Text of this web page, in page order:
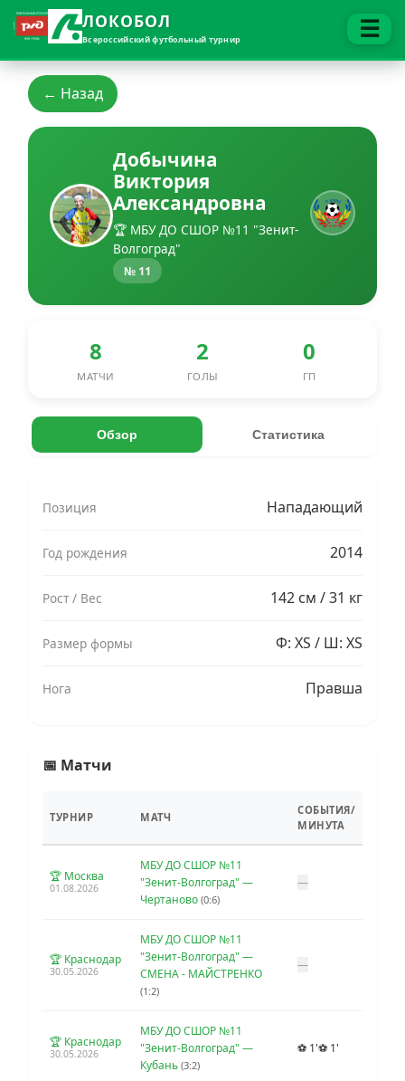
ЛОКОБОЛ
Всероссийский футбольный турнир ☰
← Назад
Добычина
Виктория
Александровна
🏆 МБУ ДО СШОР №11 "Зенит-
Волгоград"
№ 11
8
МАТЧИ
2
ГОЛЫ
0
ГП
Обзор Статистика
Позиция Нападающий
Год рождения 2014
Рост / Вес 142 см / 31 кг
Размер формы Ф: XS / Ш: XS
Нога Правша
📅 Матчи
ТУРНИР МАТЧ
СОБЫТИЯ/
МИНУТА
🏆 Москва
01.08.2026
МБУ ДО СШОР №11
"Зенит-Волгоград" —
Чертаново (0:6)
—
🏆 Краснодар
30.05.2026
МБУ ДО СШОР №11
"Зенит-Волгоград" —
СМЕНА - МАЙСТРЕНКО
(1:2)
—
🏆 Краснодар
30.05.2026
МБУ ДО СШОР №11
"Зенит-Волгоград" —
Кубань (3:2)
⚽ 1'⚽ 1'